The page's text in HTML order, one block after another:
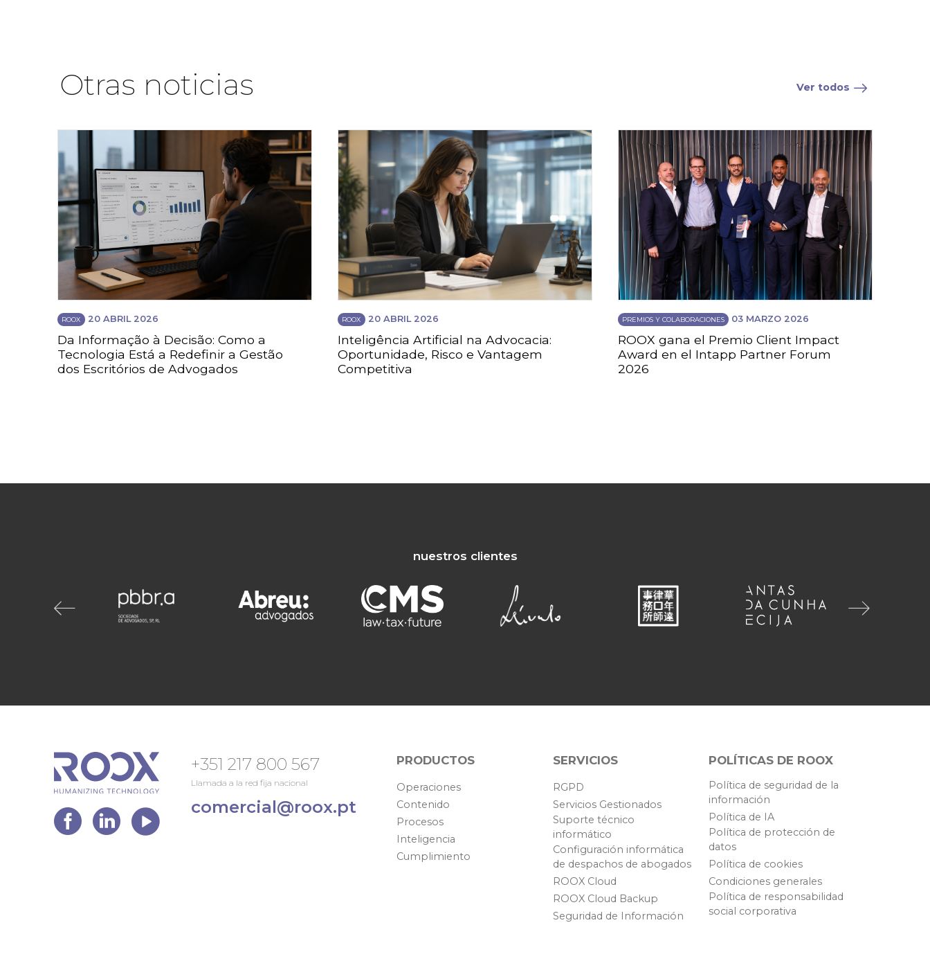
Otras noticias Ver todos
ROOX 20 ABRIL 2026
Da Informação à Decisão: Como a
Tecnologia Está a Redefinir a Gestão
dos Escritórios de Advogados
ROOX 20 ABRIL 2026
Inteligência Artificial na Advocacia:
Oportunidade, Risco e Vantagem
Competitiva
PREMIOS Y COLABORACIONES 03 MARZO 2026
ROOX gana el Premio Client Impact
Award en el Intapp Partner Forum
2026
nuestros clientes
+351 217 800 567
Llamada a la red fija nacional
comercial@roox.pt
PRODUCTOS
Operaciones
Contenido
Procesos
Inteligencia
Cumplimiento
SERVICIOS
RGPD
Servicios Gestionados
Suporte técnico
informático
Configuración informática
de despachos de abogados
ROOX Cloud
ROOX Cloud Backup
Seguridad de Información
POLÍTICAS DE ROOX
Política de seguridad de la
información
Política de IA
Política de protección de
datos
Política de cookies
Condiciones generales
Política de responsabilidad
social corporativa